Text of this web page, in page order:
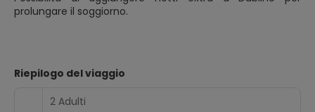
prolungare il soggiorno.
Riepilogo del viaggio
2 Adulti